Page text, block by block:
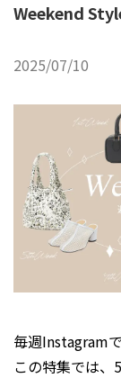
Weekend
2025/07/10
毎週Instagram
この特集では、